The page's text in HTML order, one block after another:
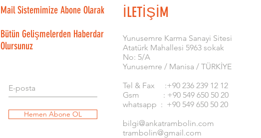
Mail Sistemimize Abone Olarak
Bütün Gelişmelerden Haberdar
Olursunuz
Hemen Abone OL
İLETİŞİM
​Yunusemre Karma Sanayi Sitesi
Atatürk Mahallesi 5963 sokak
No: 5/A
Yunusemre / Manisa / TÜRKİYE
Tel & Fax :+90 236 239 12 12
Gsm : +90 549 650 50 20
whatsapp : +90 549 650 50 20
bilgi@ankatrambolin.com
trambolin@gmail.com